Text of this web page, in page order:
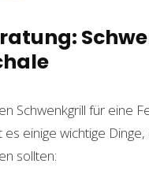
Schwenkgrill für eine
einige wichtige Dinge,
sollten: